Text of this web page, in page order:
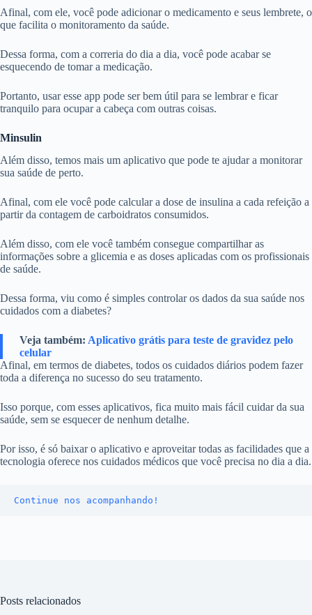
Afinal, com ele, você pode adicionar o medicamento e seus lembrete, o
que facilita o monitoramento da saúde.
Dessa forma, com a correria do dia a dia, você pode acabar se
esquecendo de tomar a medicação.
Portanto, usar esse app pode ser bem útil para se lembrar e ficar
tranquilo para ocupar a cabeça com outras coisas.
Minsulin
Além disso, temos mais um aplicativo que pode te ajudar a monitorar
sua saúde de perto.
Afinal, com ele você pode calcular a dose de insulina a cada refeição a
partir da contagem de carboidratos consumidos.
Além disso, com ele você também consegue compartilhar as
informações sobre a glicemia e as doses aplicadas com os profissionais
de saúde.
Dessa forma, viu como é simples controlar os dados da sua saúde nos
cuidados com a diabetes?
Veja também: Aplicativo grátis para teste de gravidez pelo
celular
Afinal, em termos de diabetes, todos os cuidados diários podem fazer
toda a diferença no sucesso do seu tratamento.
Isso porque, com esses aplicativos, fica muito mais fácil cuidar da sua
saúde, sem se esquecer de nenhum detalhe.
Por isso, é só baixar o aplicativo e aproveitar todas as facilidades que a
tecnologia oferece nos cuidados médicos que você precisa no dia a dia.
Continue nos acompanhando!
Posts relacionados